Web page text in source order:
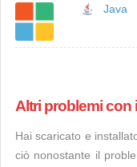
Java
Altri problemi con
Hai scaricato e
ciò nonostante il